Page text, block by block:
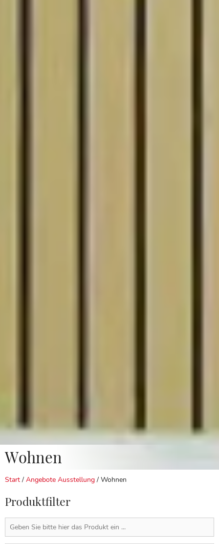
Wohnen
Start / Angebote Ausstellung / Wohnen
Produktfilter